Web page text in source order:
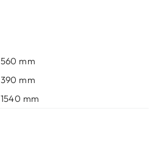
560 mm
390 mm
1540 mm